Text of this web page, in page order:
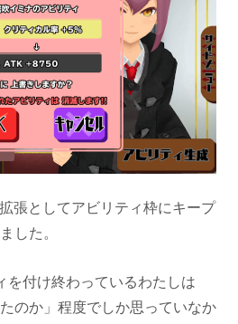
張としてアビリティ枠にキープ
した。
を付け終わっているわたしは
のか」程度でしか思っていなか